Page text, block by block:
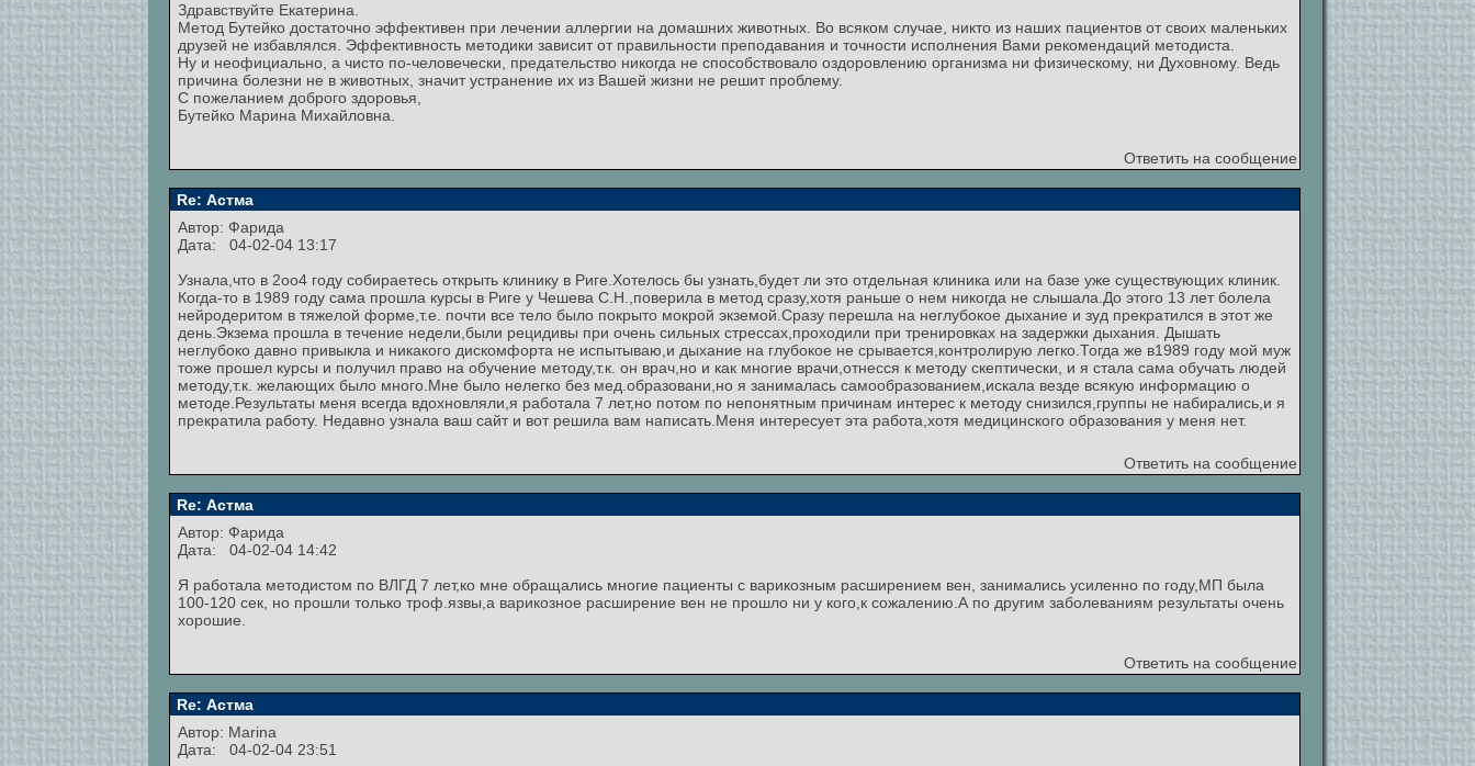
Здравствуйте Екатерина.
Метод Бутейко достаточно эффективен при лечении аллергии на домашних животных. Во всяком случае, никто из наших пациентов от своих маленьких
друзей не избавлялся. Эффективность методики зависит от правильности преподавания и точности исполнения Вами рекомендаций методиста.
Ну и неофициально, а чисто по-человечески, предательство никогда не способствовало оздоровлению организма ни физическому, ни Духовному. Ведь
причина болезни не в животных, значит устранение их из Вашей жизни не решит проблему.
С пожеланием доброго здоровья,
Бутейко Марина Михайловна.
Ответить на сообщение
Re: Астма
Автор: Фарида
Дата: 04-02-04 13:17
Узнала,что в 2оо4 году собираетесь открыть клинику в Риге.Хотелось бы узнать,будет ли это отдельная клиника или на базе уже существующих клиник.
Когда-то в 1989 году сама прошла курсы в Риге у Чешева С.Н.,поверила в метод сразу,хотя раньше о нем никогда не слышала.До этого 13 лет болела
нейродеритом в тяжелой форме,т.е. почти все тело было покрыто мокрой экземой.Сразу перешла на неглубокое дыхание и зуд прекратился в этот же
день.Экзема прошла в течение недели,были рецидивы при очень сильных стрессах,проходили при тренировках на задержки дыхания. Дышать
неглубоко давно привыкла и никакого дискомфорта не испытываю,и дыхание на глубокое не срывается,контролирую легко.Тогда же в1989 году мой муж
тоже прошел курсы и получил право на обучение методу,т.к. он врач,но и как многие врачи,отнесся к методу скептически, и я стала сама обучать людей
методу,т.к. желающих было много.Мне было нелегко без мед.образовани,но я занималась самообразованием,искала везде всякую информацию о
методе.Результаты меня всегда вдохновляли,я работала 7 лет,но потом по непонятным причинам интерес к методу снизился,группы не набирались,и я
прекратила работу. Недавно узнала ваш сайт и вот решила вам написать.Меня интересует эта работа,хотя медицинского образования у меня нет.
Ответить на сообщение
Re: Астма
Автор: Фарида
Дата: 04-02-04 14:42
Я работала методистом по ВЛГД 7 лет,ко мне обращались многие пациенты с варикозным расширением вен, занимались усиленно по году,МП была
100-120 сек, но прошли только троф.язвы,а варикозное расширение вен не прошло ни у кого,к сожалению.А по другим заболеваниям результаты очень
хорошие.
Ответить на сообщение
Re: Астма
Автор: Marina
Дата: 04-02-04 23:51